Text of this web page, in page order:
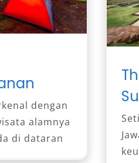
dengan
alamnya
di dataran